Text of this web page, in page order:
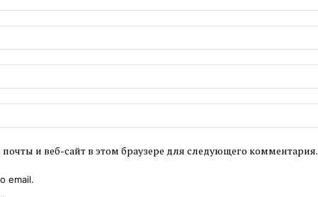
и веб-сайт в этом браузере для следующего комментария.
email.